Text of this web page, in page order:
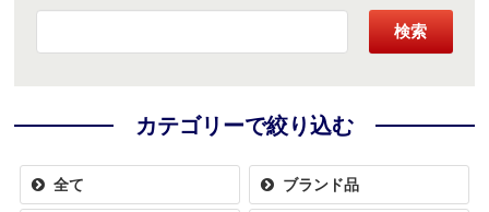
検索
カテゴリーで絞り込む
全て ブランド品